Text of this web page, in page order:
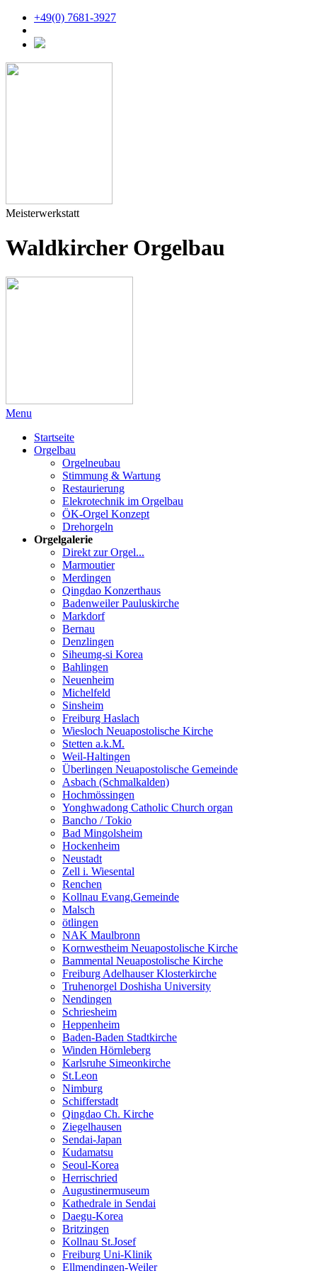
+49(0) 7681-3927
Meisterwerkstatt
Waldkircher Orgelbau
Menu
Startseite
Orgelbau
Orgelneubau
Stimmung & Wartung
Restaurierung
Elekrotechnik im Orgelbau
ÖK-Orgel Konzept
Drehorgeln
Orgelgalerie
Direkt zur Orgel...
Marmoutier
Merdingen
Qingdao Konzerthaus
Badenweiler Pauluskirche
Markdorf
Bernau
Denzlingen
Siheumg-si Korea
Bahlingen
Neuenheim
Michelfeld
Sinsheim
Freiburg Haslach
Wiesloch Neuapostolische Kirche
Stetten a.k.M.
Weil-Haltingen
Überlingen Neuapostolische Gemeinde
Asbach (Schmalkalden)
Hochmössingen
Yonghwadong Catholic Church organ
Bancho / Tokio
Bad Mingolsheim
Hockenheim
Neustadt
Zell i. Wiesental
Renchen
Kollnau Evang.Gemeinde
Malsch
ötlingen
NAK Maulbronn
Kornwestheim Neuapostolische Kirche
Bammental Neuapostolische Kirche
Freiburg Adelhauser Klosterkirche
Truhenorgel Doshisha University
Nendingen
Schriesheim
Heppenheim
Baden-Baden Stadtkirche
Winden Hörnleberg
Karlsruhe Simeonkirche
St.Leon
Nimburg
Schifferstadt
Qingdao Ch. Kirche
Ziegelhausen
Sendai-Japan
Kudamatsu
Seoul-Korea
Herrischried
Augustinermuseum
Kathedrale in Sendai
Daegu-Korea
Britzingen
Kollnau St.Josef
Freiburg Uni-Klinik
Ellmendingen-Weiler